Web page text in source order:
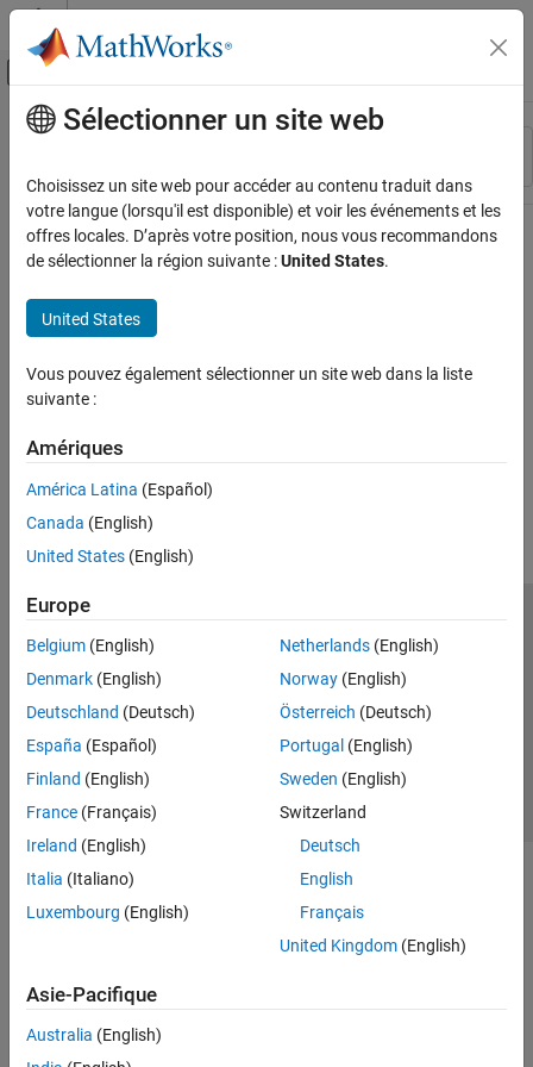
Passer au contenu
Activer/désactiver l'affichage du menu
Ressource
Contenu principal
Sélectionner un site web
Choisissez un site web pour accéder au contenu traduit dans
votre langue (lorsqu'il est disponible) et voir les événements et les
offres locales. D’après votre position, nous vous recommandons
de sélectionner la région suivante :United States.
United States
Vous pouvez également sélectionner un site web dans la liste
suivante :
Amériques
América Latina (Español)
Canada (English)
United States (English)
Europe
Belgium (English)
Denmark (English)
Deutschland (Deutsch)
España (Español)
Finland (English)
France (Français)
Ireland (English)
Italia (Italiano)
Luxembourg (English)
Netherlands(English)
Norway(English)
Österreich (Deutsch)
Portugal (English)
Sweden (English)
Switzerland
Deutsch
English
Français
United Kingdom(English)
Asie-Pacifique
Australia (English)
Lutte anti-piratage
Contacts locaux
© 1994-2026 The MathWorks, Inc.